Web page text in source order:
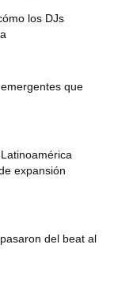
los DJs
que
expansión
del beat al